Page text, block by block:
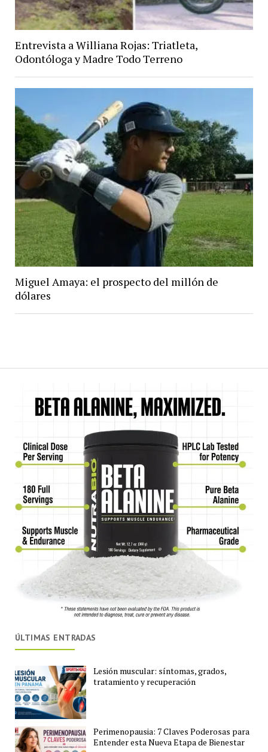
Entrevista a Williana Rojas: Triatleta,
Odontóloga y Madre Todo Terreno
Miguel Amaya: el prospecto del millón de
dólares
ÚLTIMAS ENTRADAS
Lesión muscular: síntomas, grados,
tratamiento y recuperación
Perimenopausia: 7 Claves Poderosas para
Entender esta Nueva Etapa de Bienestar